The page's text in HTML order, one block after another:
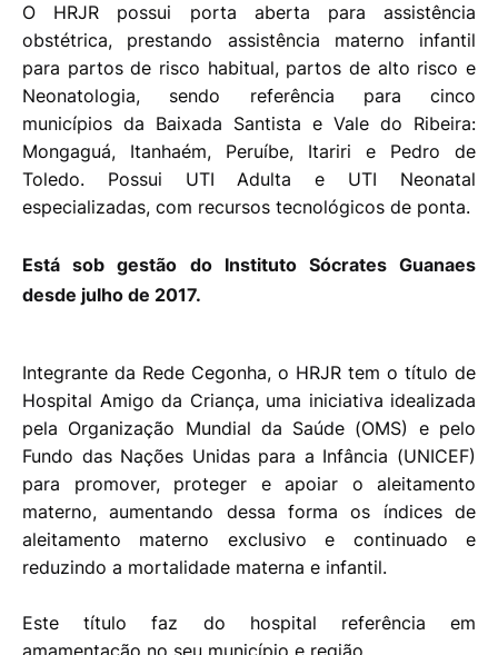
O HRJR possui porta aberta para assistência
obstétrica, prestando assistência materno infantil
para partos de risco habitual, partos de alto risco e
Neonatologia, sendo referência para cinco
municípios da Baixada Santista e Vale do Ribeira:
Mongaguá, Itanhaém, Peruíbe, Itariri e Pedro de
Toledo. Possui UTI Adulta e UTI Neonatal
especializadas, com recursos tecnológicos de ponta.
Está sob gestão do Instituto Sócrates Guanaes
desde julho de 2017.
Integrante da Rede Cegonha, o HRJR tem o título de
Hospital Amigo da Criança, uma iniciativa idealizada
pela Organização Mundial da Saúde (OMS) e pelo
Fundo das Nações Unidas para a Infância (UNICEF)
para promover, proteger e apoiar o aleitamento
materno, aumentando dessa forma os índices de
aleitamento materno exclusivo e continuado e
reduzindo a mortalidade materna e infantil.
Este título faz do hospital referência em